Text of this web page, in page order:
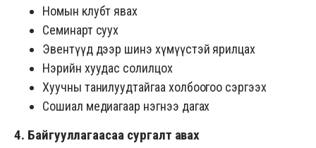
Номын клубт явах
Семинарт суух
Эвентүүд дээр шинэ хүмүүстэй ярилцах
Нэрийн хуудас солилцох
Хуучны танилуудтайгаа холбоогоо сэргээх
Сошиал медиагаар нэгнээ дагах
4. Байгууллагаасаа сургалт авах